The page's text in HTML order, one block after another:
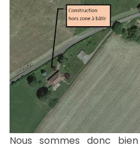
Nous sommes donc